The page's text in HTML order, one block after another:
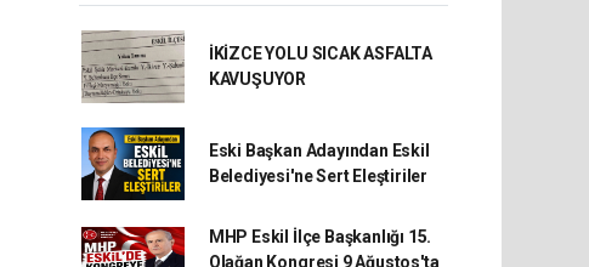
İKİZCE YOLU SICAK ASFALTA
KAVUŞUYOR
Eski Başkan Adayından Eskil
Belediyesi'ne Sert Eleştiriler
MHP Eskil İlçe Başkanlığı 15.
Olağan Kongresi 9 Ağustos'ta